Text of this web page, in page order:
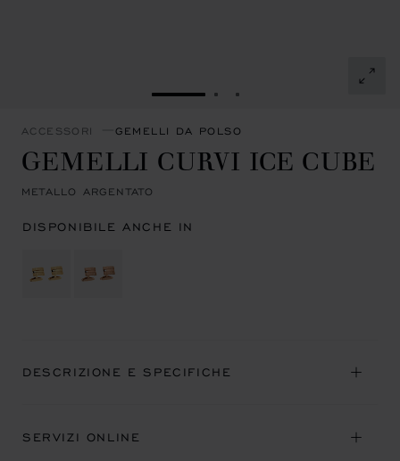
VAI ALLA SLIDE 1
VAI ALLA SLIDE 2
VAI ALLA SLIDE 3
ACCESSORI GEMELLI DA POLSO
GEMELLI CURVI ICE CUBE
METALLO ARGENTATO
DISPONIBILE ANCHE IN
DESCRIZIONE E SPECIFICHE
SERVIZI ONLINE